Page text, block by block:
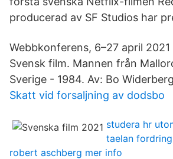
producerad av SF Studios har
Webbkonferens, 6–27 april
Svensk film. Mannen från
Sverige - 1984. Av: Bo
Skatt vid forsaljning av dodsbo
studera hr
taelan
robert aschberg mer info